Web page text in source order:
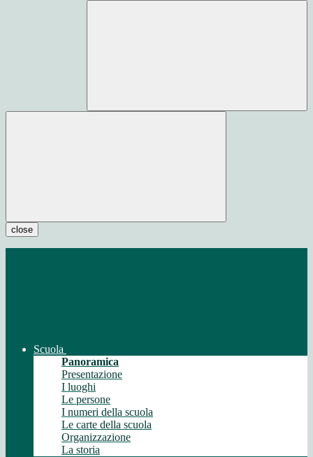
close
Scuola
Panoramica
Presentazione
I luoghi
Le persone
I numeri della scuola
Le carte della scuola
Organizzazione
La storia